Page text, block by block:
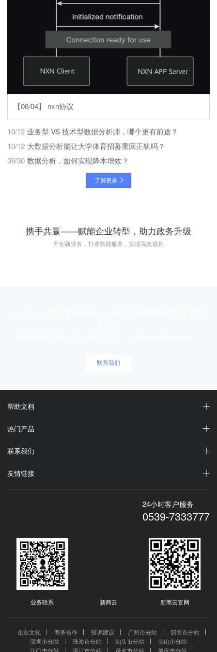
【06/04】 nxn协议
10/12 业务型 VS 技术型数据分析师，哪个更有前途？
10/12 大数据分析能让大学体育招募重回正轨吗？
09/30 数据分析，如何实现降本增效？
了解更多
携手共赢——赋能企业转型，助力政务升级
开创新业务，打造智能服务，实现高效成长
联系我们
帮助文档
热门产品
联系我们
友情链接
24小时客户服务
0539-7333777
业务联系 新商云 新商云官网
企业文化 商务合作 投诉建议 广州市分站
韶关市分站
深圳市分站
珠海市分站 汕头市分站
佛山市分站